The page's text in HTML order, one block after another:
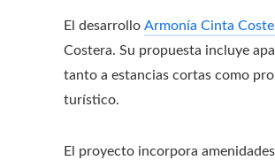
El desarrollo Armonía Cinta
Costera. Su propuesta incluye
tanto a estancias cortas como
turístico.
El proyecto incorpora